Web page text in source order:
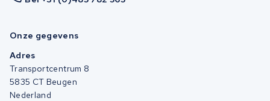
Onze gegevens
Adres
Transportcentrum 8
5835 CT Beugen
Nederland